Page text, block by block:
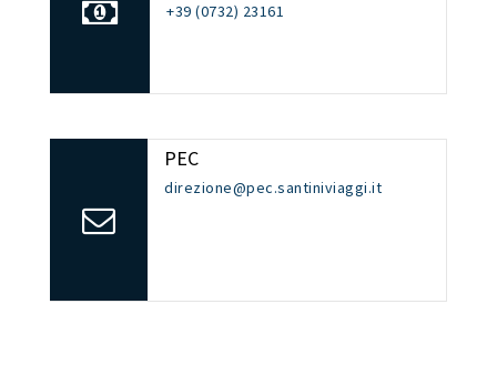
+39 (0732) 23161
PEC
direzione@pec.santiniviaggi.it